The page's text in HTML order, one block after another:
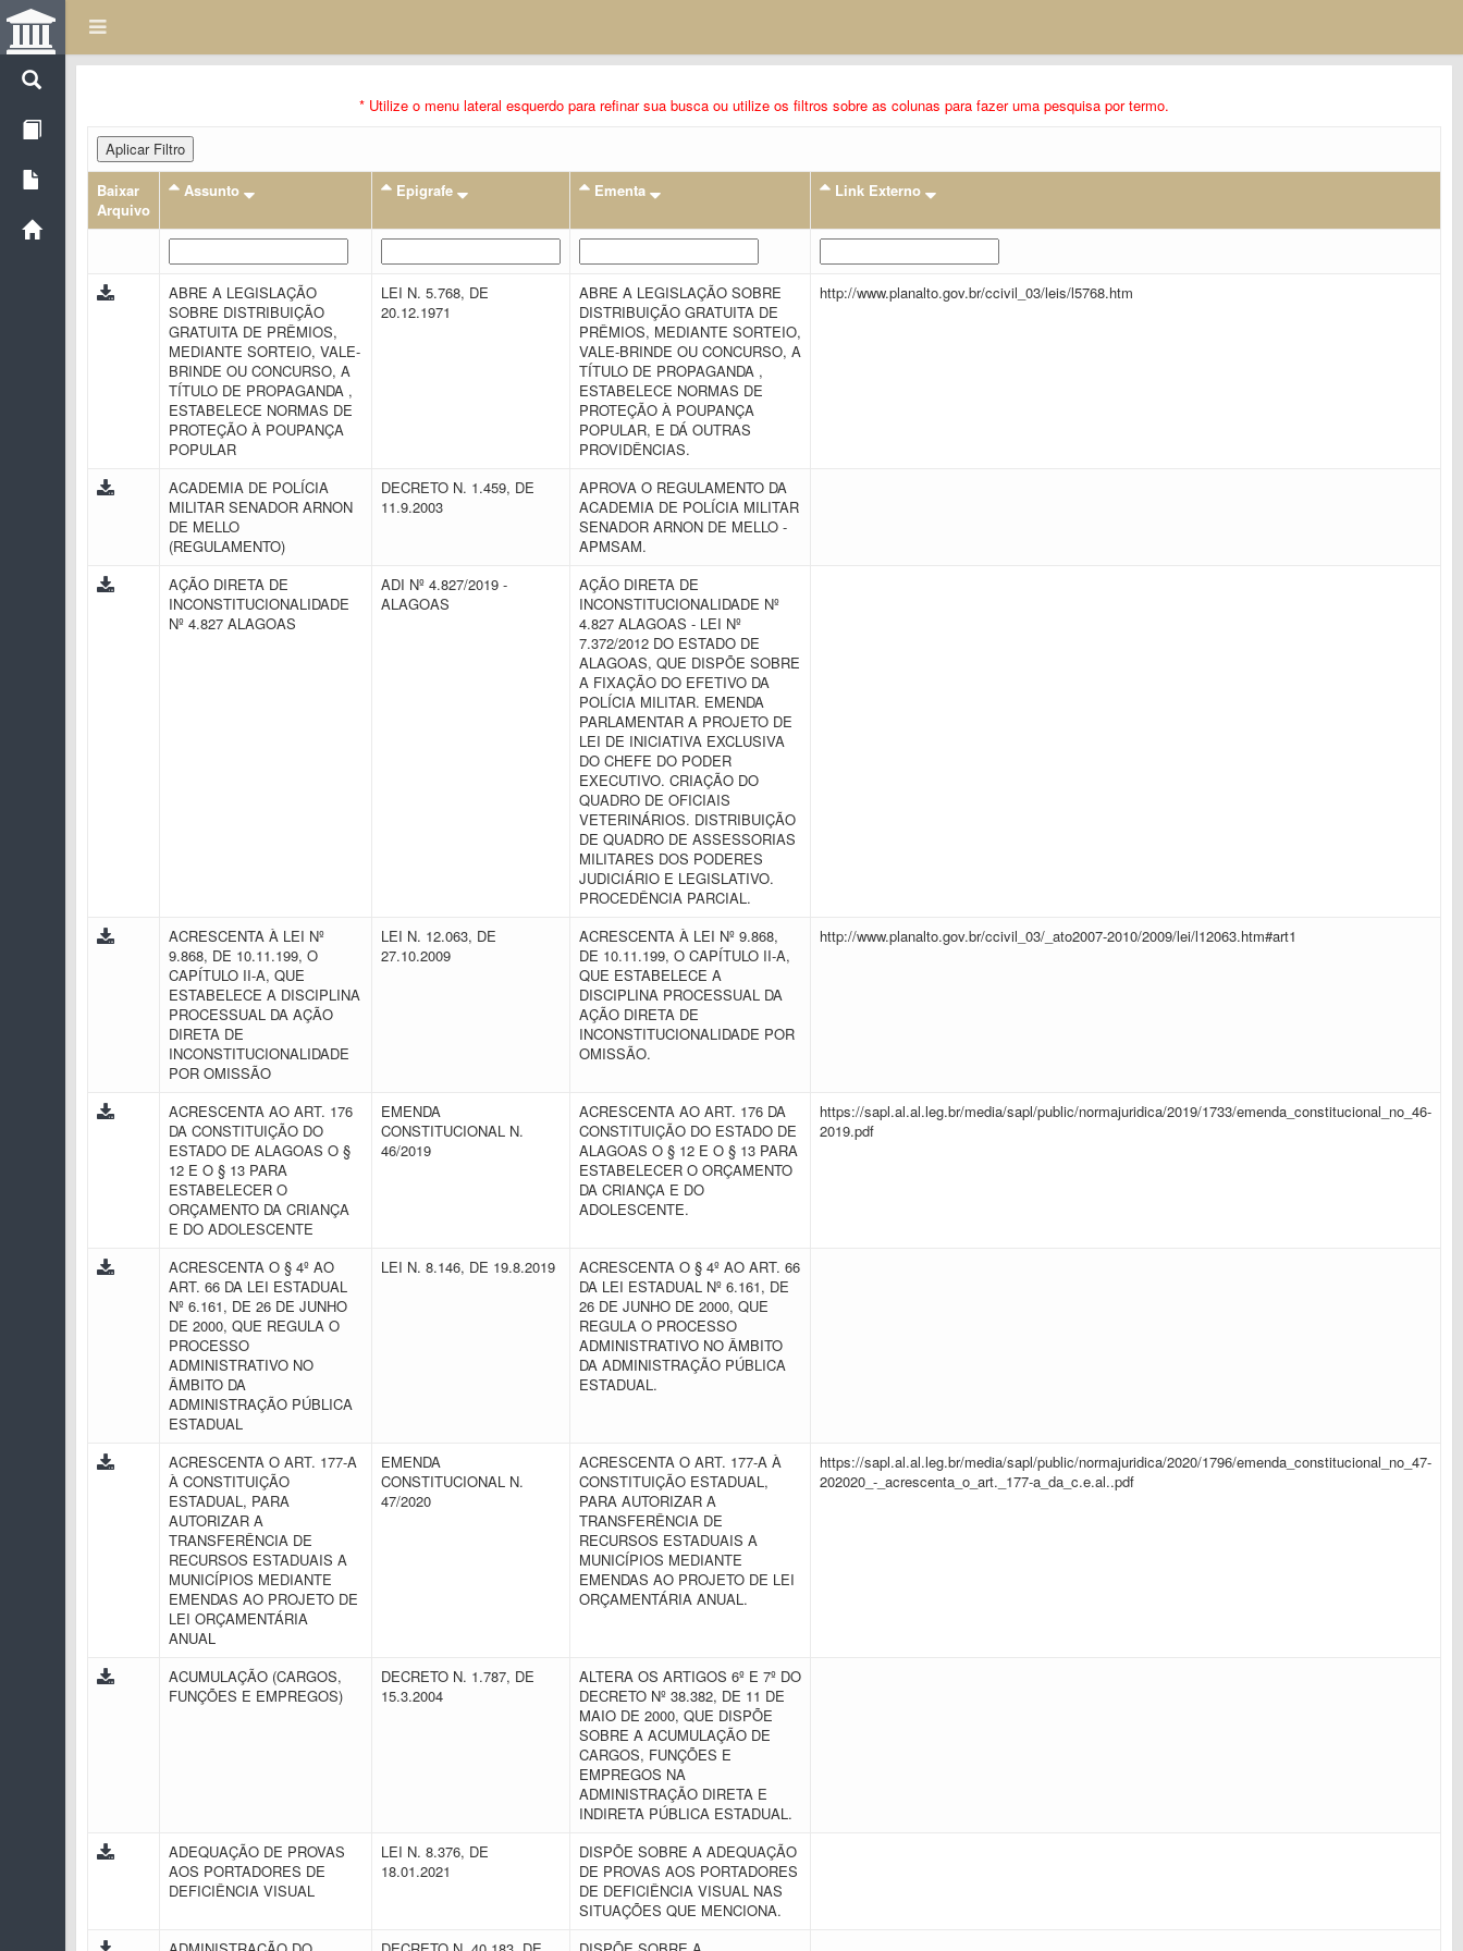
* Utilize o menu lateral esquerdo para refinar sua busca ou utilize os filtros sobre as colunas para fazer uma pesquisa por termo.
Aplicar Filtro
Baixar
Arquivo
Assunto Epigrafe Ementa Link Externo
ABRE A LEGISLAÇÃO
SOBRE DISTRIBUIÇÃO
GRATUITA DE PRÊMIOS,
MEDIANTE SORTEIO, VALE-
BRINDE OU CONCURSO, A
TÍTULO DE PROPAGANDA ,
ESTABELECE NORMAS DE
PROTEÇÃO À POUPANÇA
POPULAR
LEI N. 5.768, DE
20.12.1971
ABRE A LEGISLAÇÃO SOBRE
DISTRIBUIÇÃO GRATUITA DE
PRÊMIOS, MEDIANTE SORTEIO,
VALE-BRINDE OU CONCURSO, A
TÍTULO DE PROPAGANDA ,
ESTABELECE NORMAS DE
PROTEÇÃO À POUPANÇA
POPULAR, E DÁ OUTRAS
PROVIDÊNCIAS.
http://www.planalto.gov.br/ccivil_03/leis/l5768.htm
ACADEMIA DE POLÍCIA
MILITAR SENADOR ARNON
DE MELLO
(REGULAMENTO)
DECRETO N. 1.459, DE
11.9.2003
APROVA O REGULAMENTO DA
ACADEMIA DE POLÍCIA MILITAR
SENADOR ARNON DE MELLO -
APMSAM.
AÇÃO DIRETA DE
INCONSTITUCIONALIDADE
Nº 4.827 ALAGOAS
ADI Nº 4.827/2019 -
ALAGOAS
AÇÃO DIRETA DE
INCONSTITUCIONALIDADE Nº
4.827 ALAGOAS - LEI Nº
7.372/2012 DO ESTADO DE
ALAGOAS, QUE DISPÕE SOBRE
A FIXAÇÃO DO EFETIVO DA
POLÍCIA MILITAR. EMENDA
PARLAMENTAR A PROJETO DE
LEI DE INICIATIVA EXCLUSIVA
DO CHEFE DO PODER
EXECUTIVO. CRIAÇÃO DO
QUADRO DE OFICIAIS
VETERINÁRIOS. DISTRIBUIÇÃO
DE QUADRO DE ASSESSORIAS
MILITARES DOS PODERES
JUDICIÁRIO E LEGISLATIVO.
PROCEDÊNCIA PARCIAL.
ACRESCENTA À LEI Nº
9.868, DE 10.11.199, O
CAPÍTULO II-A, QUE
ESTABELECE A DISCIPLINA
PROCESSUAL DA AÇÃO
DIRETA DE
INCONSTITUCIONALIDADE
POR OMISSÃO
LEI N. 12.063, DE
27.10.2009
ACRESCENTA À LEI Nº 9.868,
DE 10.11.199, O CAPÍTULO II-A,
QUE ESTABELECE A
DISCIPLINA PROCESSUAL DA
AÇÃO DIRETA DE
INCONSTITUCIONALIDADE POR
OMISSÃO.
http://www.planalto.gov.br/ccivil_03/_ato2007-2010/2009/lei/l12063.htm#art1
ACRESCENTA AO ART. 176
DA CONSTITUIÇÃO DO
ESTADO DE ALAGOAS O §
12 E O § 13 PARA
ESTABELECER O
ORÇAMENTO DA CRIANÇA
E DO ADOLESCENTE
EMENDA
CONSTITUCIONAL N.
46/2019
ACRESCENTA AO ART. 176 DA
CONSTITUIÇÃO DO ESTADO DE
ALAGOAS O § 12 E O § 13 PARA
ESTABELECER O ORÇAMENTO
DA CRIANÇA E DO
ADOLESCENTE.
https://sapl.al.al.leg.br/media/sapl/public/normajuridica/2019/1733/emenda_constitucional_no_46-
2019.pdf
ACRESCENTA O § 4º AO
ART. 66 DA LEI ESTADUAL
Nº 6.161, DE 26 DE JUNHO
DE 2000, QUE REGULA O
PROCESSO
ADMINISTRATIVO NO
ÂMBITO DA
ADMINISTRAÇÃO PÚBLICA
ESTADUAL
LEI N. 8.146, DE 19.8.2019
ACRESCENTA O § 4º AO ART. 66
DA LEI ESTADUAL Nº 6.161, DE
26 DE JUNHO DE 2000, QUE
REGULA O PROCESSO
ADMINISTRATIVO NO ÂMBITO
DA ADMINISTRAÇÃO PÚBLICA
ESTADUAL.
ACRESCENTA O ART. 177-A
À CONSTITUIÇÃO
ESTADUAL, PARA
AUTORIZAR A
TRANSFERÊNCIA DE
RECURSOS ESTADUAIS A
MUNICÍPIOS MEDIANTE
EMENDAS AO PROJETO DE
LEI ORÇAMENTÁRIA
ANUAL
EMENDA
CONSTITUCIONAL N.
47/2020
ACRESCENTA O ART. 177-A À
CONSTITUIÇÃO ESTADUAL,
PARA AUTORIZAR A
TRANSFERÊNCIA DE
RECURSOS ESTADUAIS A
MUNICÍPIOS MEDIANTE
EMENDAS AO PROJETO DE LEI
ORÇAMENTÁRIA ANUAL.
https://sapl.al.al.leg.br/media/sapl/public/normajuridica/2020/1796/emenda_constitucional_no_47-
202020_-_acrescenta_o_art._177-a_da_c.e.al..pdf
ACUMULAÇÃO (CARGOS,
FUNÇÕES E EMPREGOS)
DECRETO N. 1.787, DE
15.3.2004
ALTERA OS ARTIGOS 6º E 7º DO
DECRETO Nº 38.382, DE 11 DE
MAIO DE 2000, QUE DISPÕE
SOBRE A ACUMULAÇÃO DE
CARGOS, FUNÇÕES E
EMPREGOS NA
ADMINISTRAÇÃO DIRETA E
INDIRETA PÚBLICA ESTADUAL.
ADEQUAÇÃO DE PROVAS
AOS PORTADORES DE
DEFICIÊNCIA VISUAL
LEI N. 8.376, DE
18.01.2021
DISPÕE SOBRE A ADEQUAÇÃO
DE PROVAS AOS PORTADORES
DE DEFICIÊNCIA VISUAL NAS
SITUAÇÕES QUE MENCIONA.